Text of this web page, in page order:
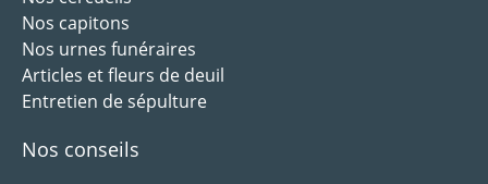
Nos capitons
Nos urnes funéraires
Articles et fleurs de deuil
Entretien de sépulture
Nos conseils